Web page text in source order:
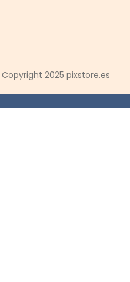
Copyright 2025 pixstore.es